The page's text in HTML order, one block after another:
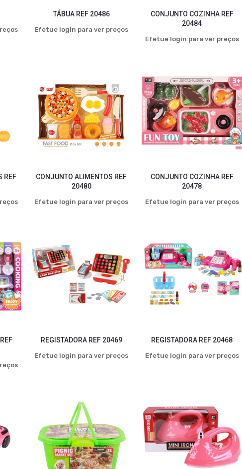
TÁBUA REF 20486
Efetue login para ver preços
CONJUNTO COZINHA REF
20484
Efetue login para ver preços
REF
CONJUNTO ALIMENTOS REF
20480
Efetue login para ver preços
CONJUNTO COZINHA REF
20478
Efetue login para ver preços
REGISTADORA REF 20469
Efetue login para ver preços
REGISTADORA REF 20468
Efetue login para ver preços